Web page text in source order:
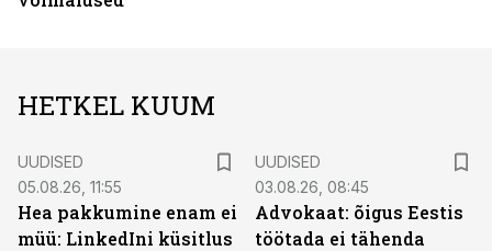
HETKEL KUUM
UUDISED
05.08.26, 11:55
Hea pakkumine enam ei
müü: LinkedIni küsitlus
UUDISED
03.08.26, 08:45
Advokaat: õigus Eestis
töötada ei tähenda